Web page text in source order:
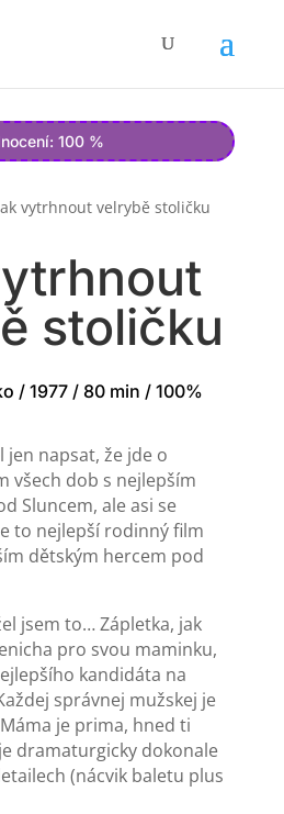
100 %
vytrhnout velrybě stoličku
stoličku
/ 1977 / 80 min / 100%
jen napsat, že jde o
všech dob s nejlepším
Sluncem, ale asi se
to nejlepší rodinný film
dětským hercem pod
jsem to… Zápletka, jak
pro svou maminku,
kandidáta na
správnej mužskej je
je prima, hned ti
dramaturgicky dokonale
(nácvik baletu plus